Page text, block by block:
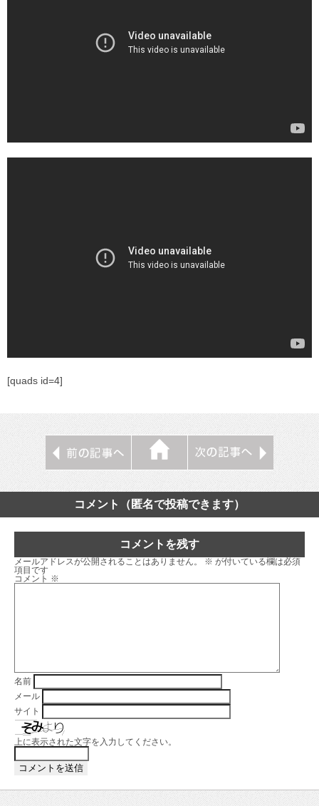
[quads id=4]
コメント（匿名で投稿できます）
コメントを残す
メールアドレスが公開されることはありません。 ※ が付いている欄は必須
項目です
コメント ※
名前
メール
サイト
上に表示された文字を入力してください。